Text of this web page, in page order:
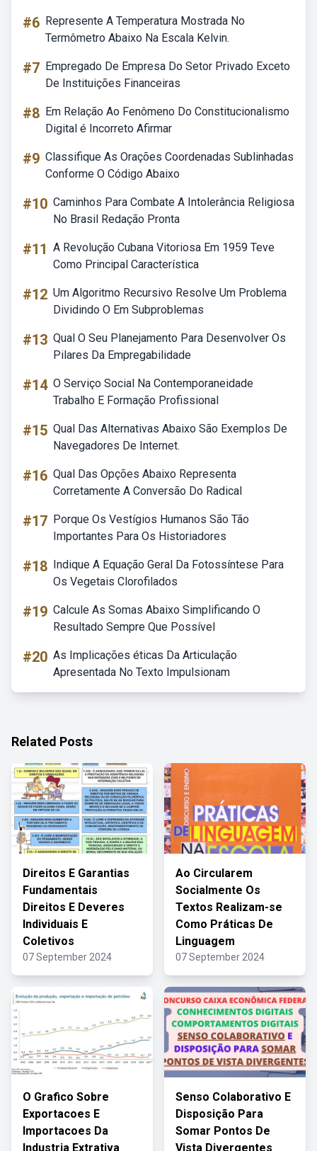
#6 Represente A Temperatura Mostrada No
Termômetro Abaixo Na Escala Kelvin.
#7 Empregado De Empresa Do Setor Privado Exceto
De Instituições Financeiras
#8 Em Relação Ao Fenômeno Do Constitucionalismo
Digital é Incorreto Afirmar
#9 Classifique As Orações Coordenadas Sublinhadas
Conforme O Código Abaixo
#10 Caminhos Para Combate A Intolerância Religiosa
No Brasil Redação Pronta
#11 A Revolução Cubana Vitoriosa Em 1959 Teve
Como Principal Característica
#12 Um Algoritmo Recursivo Resolve Um Problema
Dividindo O Em Subproblemas
#13 Qual O Seu Planejamento Para Desenvolver Os
Pilares Da Empregabilidade
#14 O Serviço Social Na Contemporaneidade
Trabalho E Formação Profissional
#15 Qual Das Alternativas Abaixo São Exemplos De
Navegadores De Internet.
#16 Qual Das Opções Abaixo Representa
Corretamente A Conversão Do Radical
#17 Porque Os Vestígios Humanos São Tão
Importantes Para Os Historiadores
#18 Indique A Equação Geral Da Fotossíntese Para
Os Vegetais Clorofilados
#19 Calcule As Somas Abaixo Simplificando O
Resultado Sempre Que Possível
#20 As Implicações éticas Da Articulação
Apresentada No Texto Impulsionam
Related Posts
Direitos E Garantias
Fundamentais
Direitos E Deveres
Individuais E
Coletivos
07 September 2024
Ao Circularem
Socialmente Os
Textos Realizam-se
Como Práticas De
Linguagem
07 September 2024
O Grafico Sobre
Exportacoes E
Importacoes Da
Industria Extrativa
Senso Colaborativo E
Disposição Para
Somar Pontos De
Vista Divergentes